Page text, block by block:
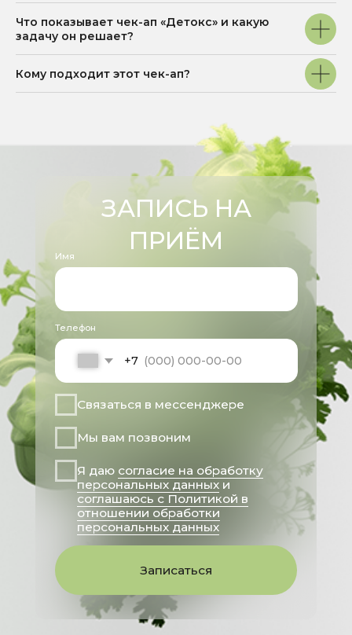
Что показывает чек-ап «Детокс» и какую
задачу он решает?
Кому подходит этот чек-ап?
Генеральный директор
Кушнарева Татьяна Викторовна
Дата государственной
регистрации 25.03.2025
Политика в отношении обработки
персональных данных
Условия обработки пользовательских
Согласие на обработку персональных
данных
Написать в WhatsApp
Написать в MAX
Имеются противопоказания, необходима
консультация специалиста
Все права защищены 2025